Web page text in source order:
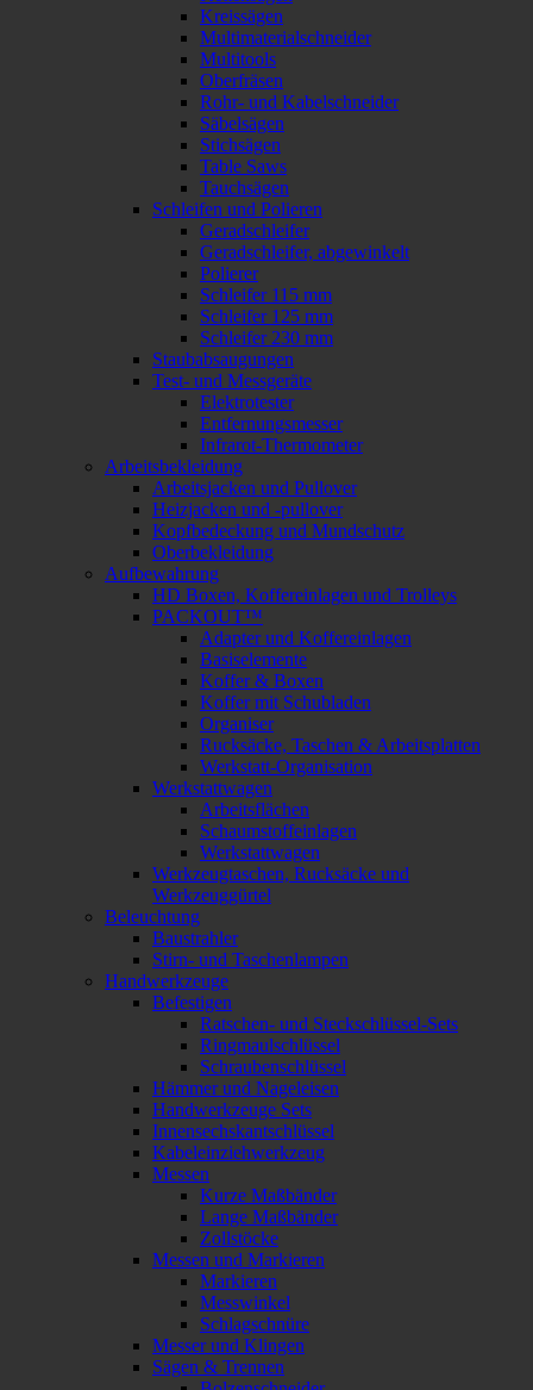
Kreissägen
Multimaterialschneider
Multitools
Oberfräsen
Rohr- und Kabelschneider
Säbelsägen
Stichsägen
Table Saws
Tauchsägen
Schleifen und Polieren
Geradschleifer
Geradschleifer, abgewinkelt
Polierer
Schleifer 115 mm
Schleifer 125 mm
Schleifer 230 mm
Staubabsaugungen
Test- und Messgeräte
Elektrotester
Entfernungsmesser
Infrarot-Thermometer
Arbeitsbekleidung
Arbeitsjacken und Pullover
Heizjacken und -pullover
Kopfbedeckung und Mundschutz
Oberbekleidung
Aufbewahrung
HD Boxen, Koffereinlagen und Trolleys
PACKOUT™
Adapter und Koffereinlagen
Basiselemente
Koffer & Boxen
Koffer mit Schubladen
Organiser
Rucksäcke, Taschen & Arbeitsplatten
Werkstatt-Organisation
Werkstattwagen
Arbeitsflächen
Schaumstoffeinlagen
Werkstattwagen
Werkzeugtaschen, Rucksäcke und
Werkzeuggürtel
Beleuchtung
Baustrahler
Stirn- und Taschenlampen
Handwerkzeuge
Befestigen
Ratschen- und Steckschlüssel-Sets
Ringmaulschlüssel
Schraubenschlüssel
Hämmer und Nageleisen
Handwerkzeuge Sets
Innensechskantschlüssel
Kabeleinziehwerkzeug
Messen
Kurze Maßbänder
Lange Maßbänder
Zollstöcke
Messen und Markieren
Markieren
Messwinkel
Schlagschnüre
Messer und Klingen
Sägen & Trennen